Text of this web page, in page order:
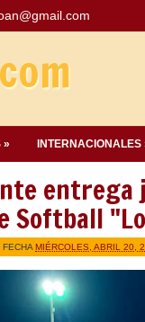
» INTERNACIONALES
entrega
Softball
FECHA MIÉRCOLES, ABRIL 20,